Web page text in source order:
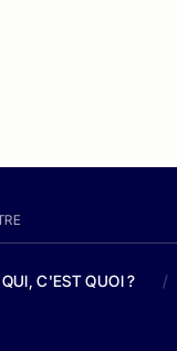
C'EST QUOI ? /